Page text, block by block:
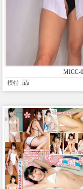
MICC-
模特: n/a